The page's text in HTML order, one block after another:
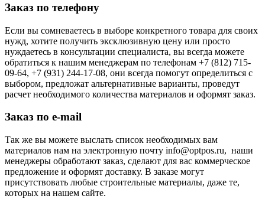
Заказ по телефону
Если вы сомневаетесь в выборе конкретного товара для своих
нужд, хотите получить эксклюзивную цену или просто
нуждаетесь в консультации специалиста, вы всегда можете
обратиться к нашим менеджерам по телефонам +7 (812) 715-
09-64, +7 (931) 244-17-08, они всегда помогут определиться с
выбором, предложат альтернативные варианты, проведут
расчет необходимого количества материалов и оформят заказ.
Заказ по e-mail
Так же вы можете выслать список необходимых вам
материалов нам на электронную почту info@optpos.ru, наши
менеджеры обработают заказ, сделают для вас коммерческое
предложение и оформят доставку. В заказе могут
присутствовать любые строительные материалы, даже те,
которых на нашем сайте.